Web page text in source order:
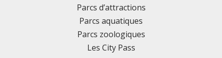
Parcs d’attractions
Parcs aquatiques
Parcs zoologiques
Les City Pass